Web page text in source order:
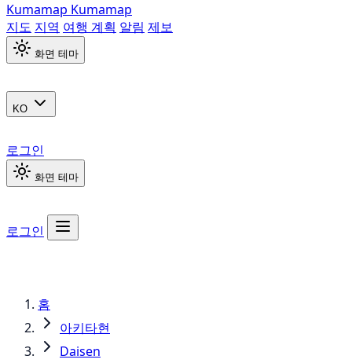
Kumamap Kumamap
지도 지역 여행 계획 알림 제보
화면 테마
KO
로그인
화면 테마
로그인
홈
아키타현
Daisen